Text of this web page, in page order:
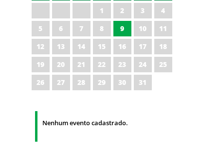
1 2 3
4
5
6 7 8 9 10
11
12
13 14 15 16 17
18
19
20 21 22 23 24
25
26
27 28 29 30 31
Nenhum evento cadastrado.